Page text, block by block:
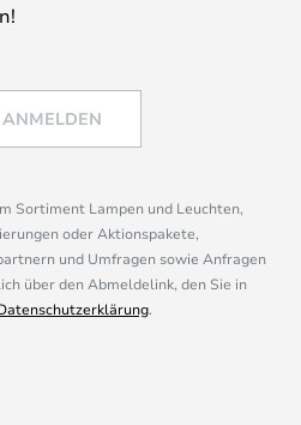
ANMELDEN
Sortiment Lampen und Leuchten,
oder Aktionspakete,
und Umfragen sowie Anfragen
über den Abmeldelink, den Sie in
.